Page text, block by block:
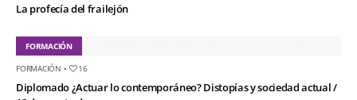
La profecía del frailejón
FORMACIÓN
FORMACIÓN • 16
Diplomado ¿Actuar lo contemporáneo? Distopías y sociedad actual /